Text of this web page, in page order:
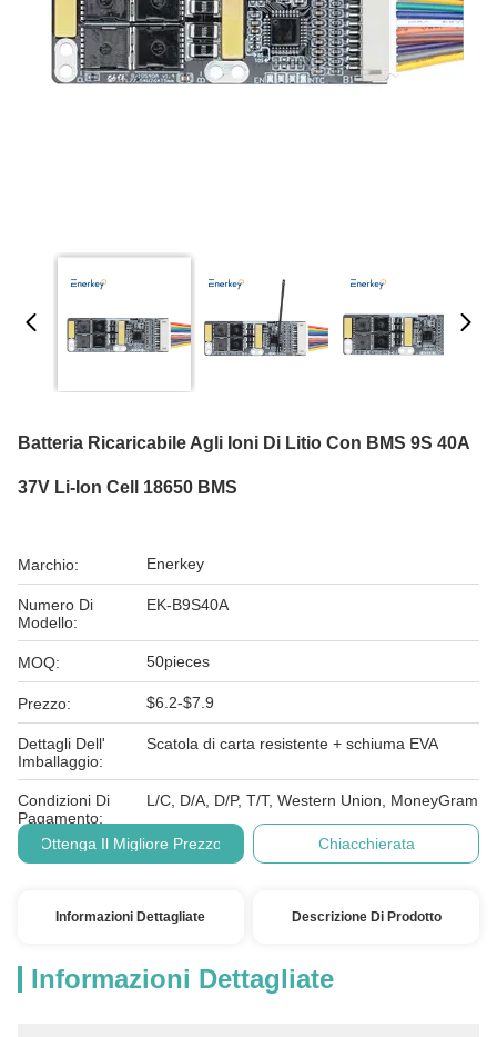
Batteria Ricaricabile Agli Ioni Di Litio Con BMS 9S 40A
37V Li-Ion Cell 18650 BMS
Marchio: Enerkey
Numero Di
Modello:
EK-B9S40A
MOQ: 50pieces
Prezzo: $6.2-$7.9
Dettagli Dell'
Imballaggio:
Scatola di carta resistente + schiuma EVA
Condizioni Di
Pagamento:
L/C, D/A, D/P, T/T, Western Union, MoneyGram
Ottenga Il Migliore Prezzo Chiacchierata
Informazioni Dettagliate Descrizione Di Prodotto
Informazioni Dettagliate